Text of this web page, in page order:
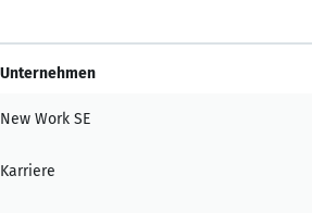
Unternehmen
New Work SE
Karriere